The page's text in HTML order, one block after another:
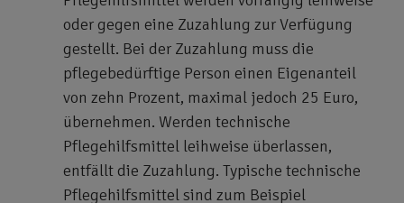
oder gegen eine Zuzahlung zur Verfügung
gestellt. Bei der Zuzahlung muss die
pflegebedürftige Person einen Eigenanteil
von zehn Prozent, maximal jedoch 25 Euro,
übernehmen. Werden technische
Pflegehilfsmittel leihweise überlassen,
entfällt die Zuzahlung. Typische technische
Pflegehilfsmittel sind zum Beispiel